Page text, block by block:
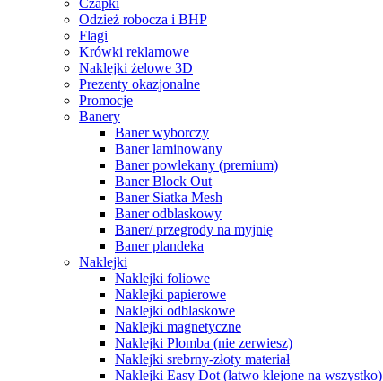
Czapki
Odzież robocza i BHP
Flagi
Krówki reklamowe
Naklejki żelowe 3D
Prezenty okazjonalne
Promocje
Banery
Baner wyborczy
Baner laminowany
Baner powlekany (premium)
Baner Block Out
Baner Siatka Mesh
Baner odblaskowy
Baner/ przegrody na myjnię
Baner plandeka
Naklejki
Naklejki foliowe
Naklejki papierowe
Naklejki odblaskowe
Naklejki magnetyczne
Naklejki Plomba (nie zerwiesz)
Naklejki srebrny-złoty materiał
Naklejki Easy Dot (łatwo klejone na wszystko)